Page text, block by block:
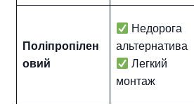
Поліпропілен
овий
Недорога
альтернатива
Легкий
монтаж